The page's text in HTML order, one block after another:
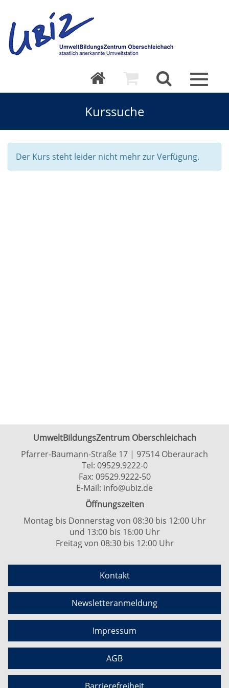
Toggle
Kurssuche
Der Kurs steht leider nicht mehr zur Verfügung.
UmweltBildungsZentrum Oberschleichach
Pfarrer-Baumann-Straße 17 | 97514 Oberaurach
Tel: 09529.9222-0
Fax: 09529.9222-50
E-Mail: info@ubiz.de
Öffnungszeiten
Montag bis Donnerstag von 08:30 bis 12:00 Uhr
und 13:00 bis 16:00 Uhr
Freitag von 08:30 bis 12:00 Uhr
Kontakt
Newsletteranmeldung
Impressum
AGB